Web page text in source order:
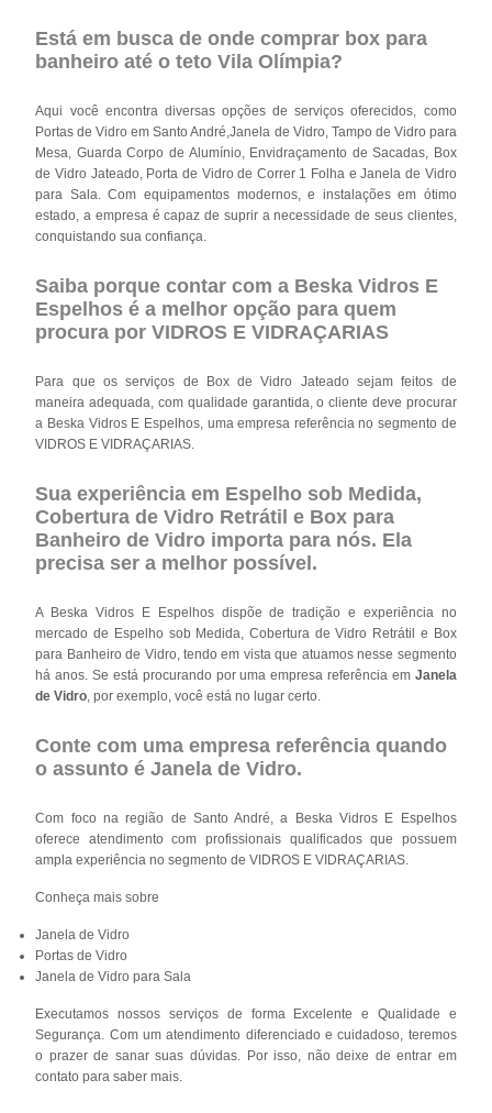
Está em busca de onde comprar box para
banheiro até o teto Vila Olímpia?
Aqui você encontra diversas opções de serviços oferecidos, como
Portas de Vidro em Santo André,Janela de Vidro, Tampo de Vidro para
Mesa, Guarda Corpo de Alumínio, Envidraçamento de Sacadas, Box
de Vidro Jateado, Porta de Vidro de Correr 1 Folha e Janela de Vidro
para Sala. Com equipamentos modernos, e instalações em ótimo
estado, a empresa é capaz de suprir a necessidade de seus clientes,
conquistando sua confiança.
Saiba porque contar com a Beska Vidros E
Espelhos é a melhor opção para quem
procura por VIDROS E VIDRAÇARIAS
Para que os serviços de Box de Vidro Jateado sejam feitos de
maneira adequada, com qualidade garantida, o cliente deve procurar
a Beska Vidros E Espelhos, uma empresa referência no segmento de
VIDROS E VIDRAÇARIAS.
Sua experiência em Espelho sob Medida,
Cobertura de Vidro Retrátil e Box para
Banheiro de Vidro importa para nós. Ela
precisa ser a melhor possível.
A Beska Vidros E Espelhos dispõe de tradição e experiência no
mercado de Espelho sob Medida, Cobertura de Vidro Retrátil e Box
para Banheiro de Vidro, tendo em vista que atuamos nesse segmento
há anos. Se está procurando por uma empresa referência em Janela
de Vidro , por exemplo, você está no lugar certo.
Conte com uma empresa referência quando
o assunto éJanela de Vidro.
Com foco na região de Santo André, a Beska Vidros E Espelhos
oferece atendimento com profissionais qualificados que possuem
ampla experiência no segmento de VIDROS E VIDRAÇARIAS.
Conheça mais sobre
Janela de Vidro
Portas de Vidro
Janela de Vidro para Sala
Executamos nossos serviços de forma Excelente e Qualidade e
Segurança. Com um atendimento diferenciado e cuidadoso, teremos
o prazer de sanar suas dúvidas. Por isso, não deixe de entrar em
contato para saber mais.